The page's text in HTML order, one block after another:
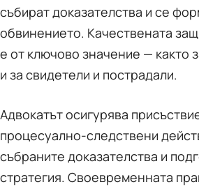
събират доказателства и се
обвинението. Качествената
е от ключово значение — както
и за свидетели и пострадали.
Адвокатът осигурява
процесуално-следствени
събраните доказателства и
стратегия. Своевременната